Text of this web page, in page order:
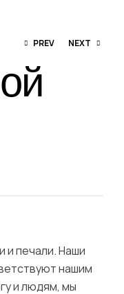
PREV
MDL
NEXT
и печали. Наши
нашим
и людям, мы